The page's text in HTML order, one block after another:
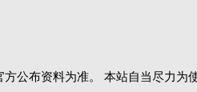
公布资料为准。 本站自当尽力为